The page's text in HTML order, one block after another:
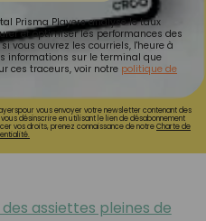
Prisma Players analyse le taux
et optimiser les performances des
vous ouvrez les courriels, l'heure à
informations sur le terminal que
ces traceurs, voir notre politique de
vous envoyer votre newsletter contenant des
désinscrire en utilisant le lien de désabonnement
vos droits, prenez connaissance de notreCharte de
assiettes pleines de